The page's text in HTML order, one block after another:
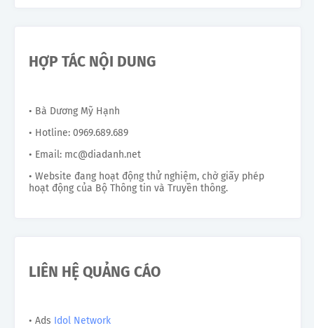
HỢP TÁC NỘI DUNG
• Bà Dương Mỹ Hạnh
• Hotline: 0969.689.689
• Email: mc@diadanh.net
• Website đang hoạt động thử nghiệm, chờ giấy phép
hoạt động của Bộ Thông tin và Truyền thông.
LIÊN HỆ QUẢNG CÁO
• Ads Idol Network